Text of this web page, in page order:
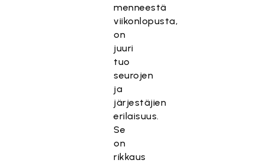
menneestä
viikonlopusta,
on
juuri
tuo
seurojen
ja
järjestäjien
erilaisuus.
Se
on
rikkaus